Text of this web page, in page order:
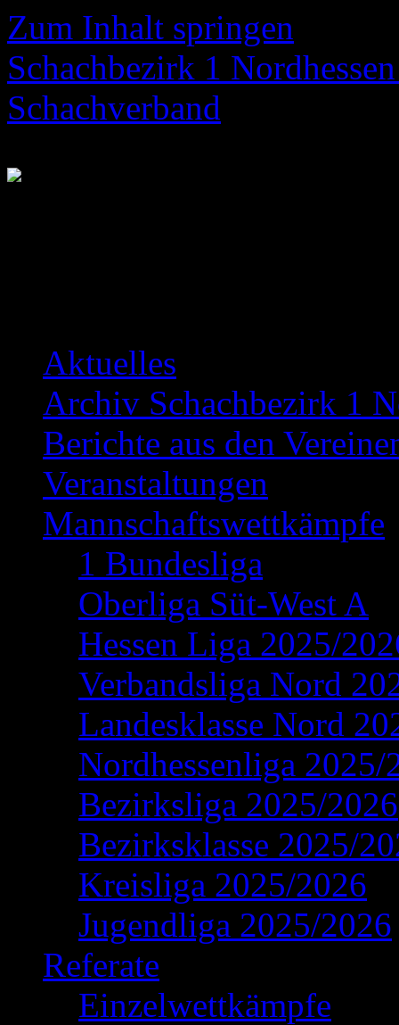
Zum Inhalt springen
Schachbezirk 1
Schachverband
Aktuelles
Archiv Schachbezirk 1
Berichte aus den
Veranstaltungen
Mannschaftswettkämpfe
1 Bundesliga
Oberliga Süt-West A
Hessen Liga 2025/
Verbandsliga Nord
Landesklasse Nord
Nordhessenliga 2025/
Bezirksliga 2025/2026
Bezirksklasse 2025/
Kreisliga 2025/2026
Jugendliga 2025/2026
Referate
Einzelwettkämpfe